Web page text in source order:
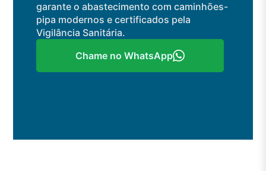
garante o abastecimento com caminhões-
pipa modernos e certificados pela
Vigilância Sanitária.
Chame no WhatsApp